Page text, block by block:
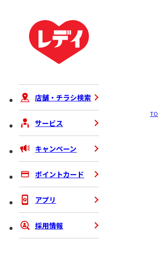
店舗・チラシ検索
サービス
キャンペーン
ポイントカード
アプリ
採用情報